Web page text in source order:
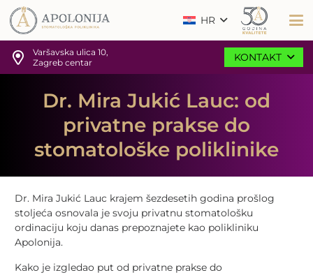
HR
Varšavska ulica 10,
Zagreb centar
KONTAKT
Dr. Mira Jukić Lauc: od
privatne prakse do
stomatološke poliklinike
Dr. Mira Jukić Lauc krajem šezdesetih godina prošlog
stoljeća osnovala je svoju privatnu stomatološku
ordinaciju koju danas prepoznajete kao polikliniku
Apolonija.
Kako je izgledao put od privatne prakse do